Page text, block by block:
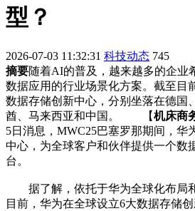
型？
2026-07-03 11:32:31 科技动态 745
摘要随着AI的普及，越来越多的企业
数据应用的行业场景化方案。截至目
数据存储创新中心，分别坐落在德国
酋、马来西亚和中国。 【机床商
5日消息，MWC25巴塞罗那期间，华
中心，为全球客户和伙伴提供一个数
台。
据了解，依托于华为全球化布局
目前，华为在全球设立6大数据存储